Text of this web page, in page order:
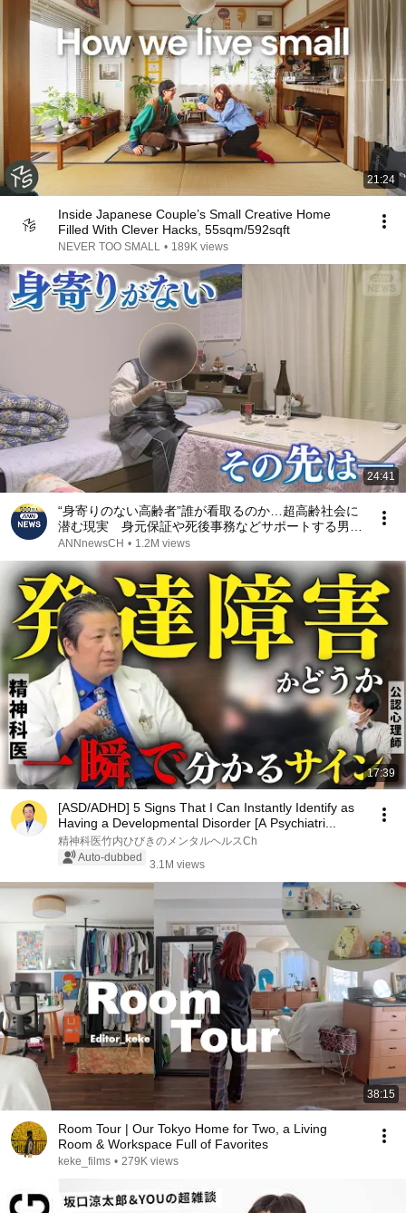
21:24
Inside Japanese Couple’s Small Creative Home
Filled With Clever Hacks, 55sqm/592sqft
NEVER TOO SMALL • 189K views
24:41
“身寄りのない高齢者”誰が看取るのか…超高齢社会に
潜む現実 身元保証や死後事務などサポートする男性
密着【テレメンタリー】
ANNnewsCH • 1.2M views
17:39
[ASD/ADHD] 5 Signs That I Can Instantly Identify as
Having a Developmental Disorder [A Psychiatri...
精神科医竹内ひびきのメンタルヘルスCh
Auto-dubbed
3.1M views
38:15
Room Tour | Our Tokyo Home for Two, a Living
Room & Workspace Full of Favorites
keke_films • 279K views